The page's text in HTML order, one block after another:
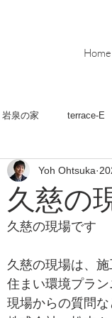
Home
岩泉の家 terrace-E
Ｋ－Ｈouse
久慈の
Yoh Ohtsuka
久慈の現場です
久慈の現場は、
住まい環境プラ
現場からの質問な